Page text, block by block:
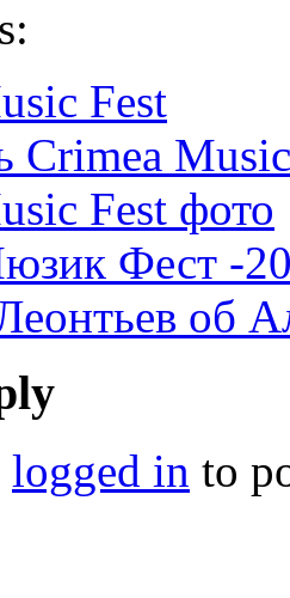
Fest
Crimea
Fest фото
Фест -
об
logged in to